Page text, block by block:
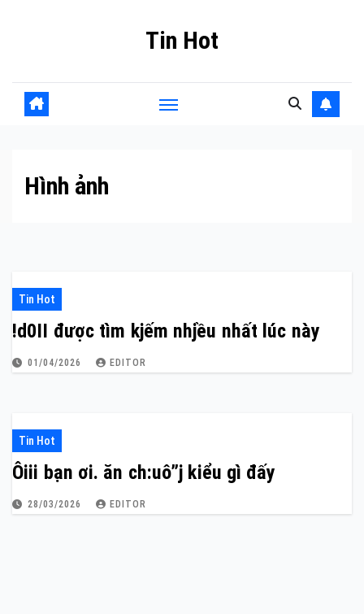
Tin Hot
Hình ảnh
Tin Hot
!d0II được tìm kjếm nhjều nhất lúc này
01/04/2026 EDITOR
Tin Hot
Ôiii bạn ơi. ăn ch:uô”j kiểu gì đấy
28/03/2026 EDITOR